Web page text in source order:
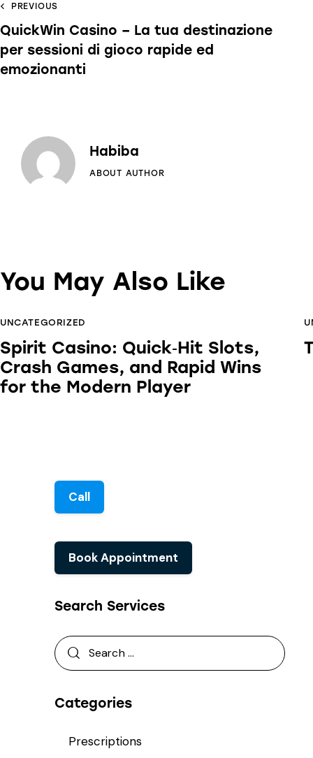
PREVIOUS
QuickWin Casino – La tua destinazione
per sessioni di gioco rapide ed
emozionanti
Habiba
ABOUT AUTHOR
You May Also Like
UNCATEGORIZED
Spirit Casino: Quick‑Hit Slots,
Crash Games, and Rapid Wins
for the Modern Player
Call
Book Appointment
Search Services
Categories
Prescriptions